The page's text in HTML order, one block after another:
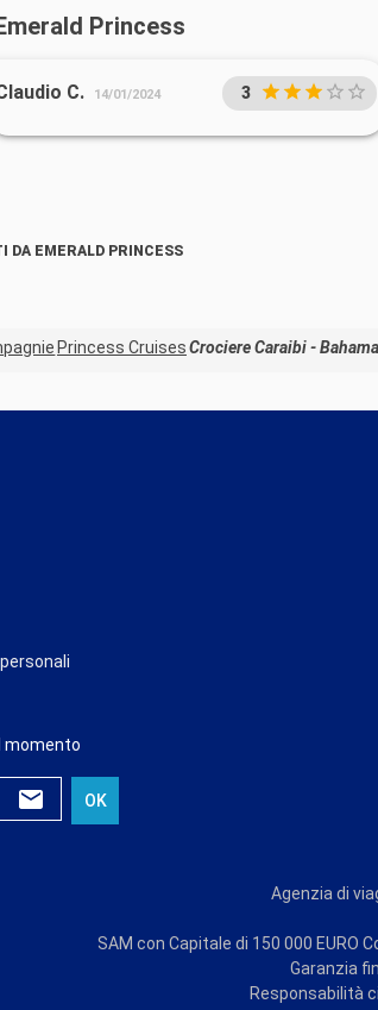
Princess
C. 14/01/2024 3
DA EMERALD PRINCESS
Princess CruisesCrociere Caraibi -
momento
OK
Agenzia di
SAM con Capitale di 150 000 EURO
Garanzia
Responsabilità